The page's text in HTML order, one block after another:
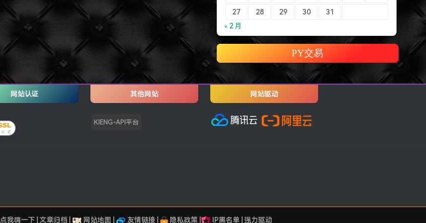
27 28 29 30
31
« 2 月
PY交易
网站认证 其他网站
KIENG-API平台
网站驱动
点我嗨一下| 文章归档| 网站地图 友情链接 隐私政策| IP黑名单 强力驱动